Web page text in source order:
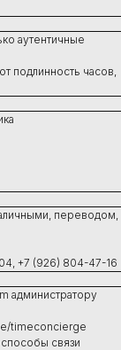
аутентичные
подлинность часов,
переводом,
+7 (926) 804-47-16
администратору
timeconcierge
связи